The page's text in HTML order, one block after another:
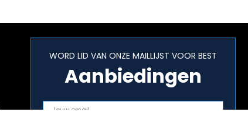
WORD LID VAN ONZE MAILLIJST VOOR BEST
Aanbiedingen